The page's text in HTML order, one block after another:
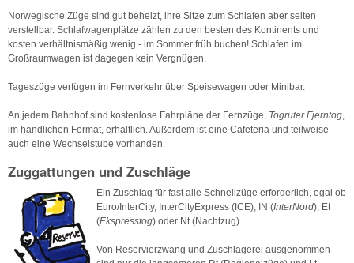
Norwegische Züge sind gut beheizt, ihre Sitze zum Schlafen aber selten
verstellbar. Schlafwagenplätze zählen zu den besten des Kontinents und
kosten verhältnismäßig wenig - im Sommer früh buchen! Schlafen im
Großraumwagen ist dagegen kein Vergnügen.
Tageszüge verfügen im Fernverkehr über Speisewagen oder Minibar.
An jedem Bahnhof sind kostenlose Fahrpläne der Fernzüge, Togruter Fjerntog
im handlichen Format, erhältlich. Außerdem ist eine Cafeteria und teilweise
auch eine Wechselstube vorhanden.
Zuggattungen und Zuschläge
Ein Zuschlag für fast alle Schnellzüge erforderlich, egal ob
Euro/InterCity, InterCityExpress (ICE), IN (InterNord), Et
(Ekspresstog) oder Nt (Nachtzug).
Von Reservierzwang und Zuschlägerei ausgenommen